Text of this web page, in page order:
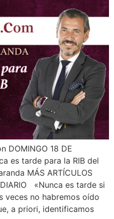
DOMINGO 18 DE
es tarde para la RIB del
MÁS ARTÍCULOS
«Nunca es tarde si
veces no habremos oído
a priori, identificamos